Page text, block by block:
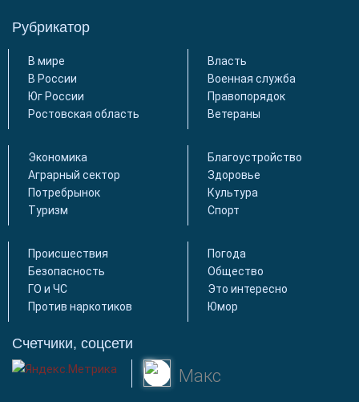
Рубрикатор
В мире
В России
Юг России
Ростовская область
Власть
Военная служба
Правопорядок
Ветераны
Экономика
Аграрный сектор
Потребрынок
Туризм
Благоустройство
Здоровье
Культура
Спорт
Происшествия
Безопасность
ГО и ЧС
Против наркотиков
Погода
Общество
Это интересно
Юмор
Счетчики, соцсети
Макс